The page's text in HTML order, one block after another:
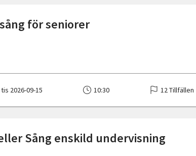
för seniorer
tis 2026-09-15 10:30 12 Tillfällen
Sång enskild undervisning